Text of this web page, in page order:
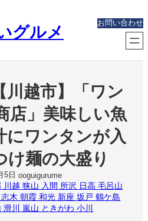
グルメ お問い合わせ
川越市】「ワン
店」美味しい魚
にワンタンが入
け麺の大盛り
5日 ooguigurume
川越 狭山 入間 所沢 日高 毛呂山
木 朝霞 和光 新座 坂戸 鶴ケ島
川 嵐山 ときがわ 小川